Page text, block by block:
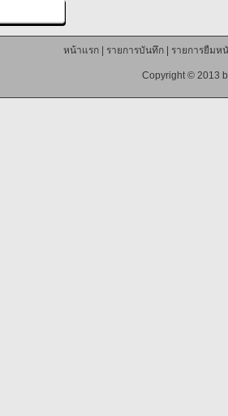
หน้าแรก| รายการบันทึก| รายการยืมห
Copyright © 2013